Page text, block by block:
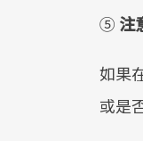
⑤ 注
如果
或是